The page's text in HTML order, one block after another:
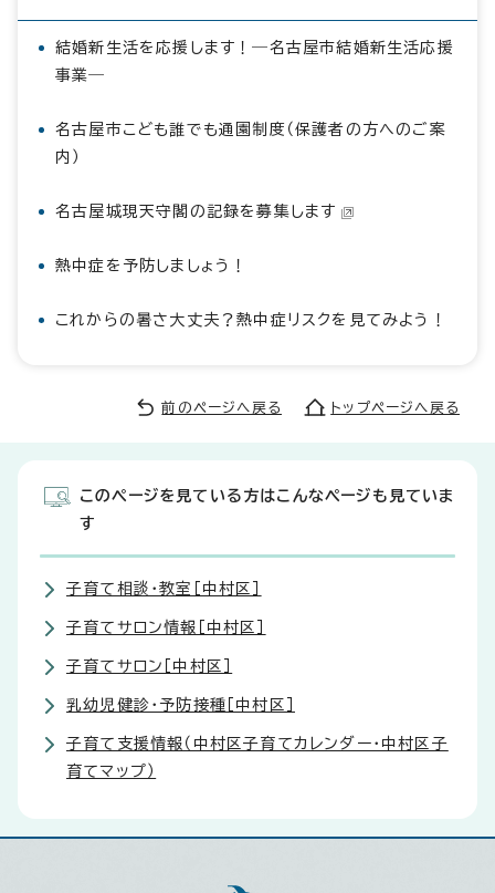
結婚新生活を応援します！―名古屋市結婚新生活応援
事業―
名古屋市こども誰でも通園制度（保護者の方へのご案
内）
名古屋城現天守閣の記録を募集します
熱中症を予防しましょう！
これからの暑さ大丈夫？熱中症リスクを見てみよう！
前のページへ戻る トップページへ戻る
このページを見ている方はこんなページも見ていま
す
子育て相談・教室［中村区］
子育てサロン情報［中村区］
子育てサロン［中村区］
乳幼児健診・予防接種［中村区］
子育て支援情報（中村区子育てカレンダー・中村区子
育てマップ）